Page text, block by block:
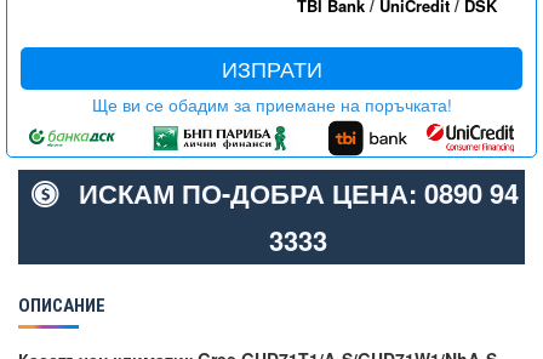
TBI Bank/ UniCredit/ DSK
ИЗПРАТИ
Ще ви се обадим за приемане на поръчката!
ИСКАМ ПО-ДОБРА ЦЕНА: 0890 94
3333
ОПИСАНИЕ